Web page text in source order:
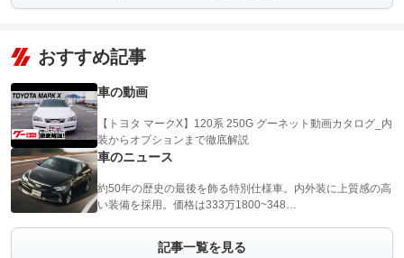
おすすめ記事
車の動画
【トヨタ マークX】120系 250G グーネット動画カタログ_内
装からオプションまで徹底解説
車のニュース
約50年の歴史の最後を飾る特別仕様車。内外装に上質感の高
い装備を採用。価格は333万1800~348…
記事一覧を見る